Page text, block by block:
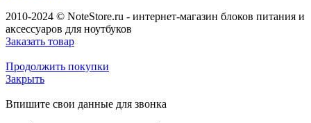
2010-2024 © NoteStore.ru - интернет-магазин блоков питания и
аксессуаров для ноутбуков
Заказать товар
Продолжить покупки
Закрыть
Впишите свои данные для звонка